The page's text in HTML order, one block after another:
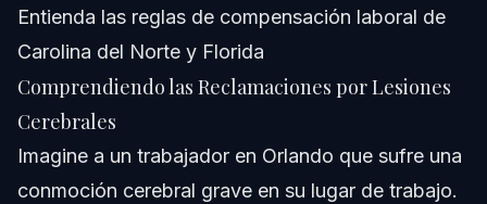
Entienda las reglas de compensación laboral de
Carolina del Norte y Florida
Comprendiendo las Reclamaciones por Lesiones
Cerebrales
Imagine a un trabajador en Orlando que sufre una
conmoción cerebral grave en su lugar de trabajo.